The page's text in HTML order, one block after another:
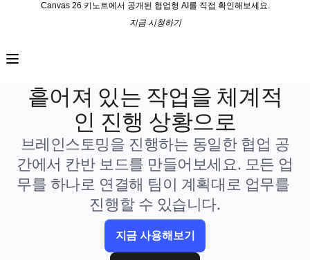
Canvas 26 키노트에서 공개된 협업형 AI를 직접 확인해보세요.
지금 시청하기
프로토타입 및 와이어프레임
Engage
플랫폼
AI 개요
AI Workflows
커넥터
MCP 서버
AI 플레이북 살펴보기
MCP 서버
프로젝트 플랜
통합
Enterprise Guard
개발자 플랫폼
앱 다운로드
흩어져 있는 작업을 체계적
인 진행 상황으로
브레인스토밍을 진행하는 동일한 협업 공
간에서 칸반 보드를 만들어보세요. 모든 업
무를 하나로 연결해 팀이 계획대로 업무를
진행할 수 있습니다.
지금 사용해보기